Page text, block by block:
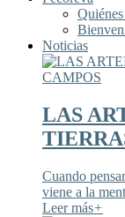
Noticias
LAS
Cuando
viene a la
Leer más+